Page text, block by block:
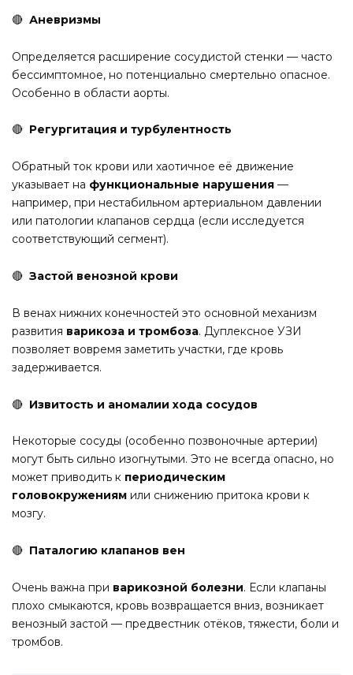
🔴 Аневризмы
Определяется расширение сосудистой стенки — часто
бессимптомное, но потенциально смертельно опасное.
Особенно в области аорты.
🔴 Регургитация и турбулентность
Обратный ток крови или хаотичное её движение
указывает на функциональные нарушения —
например, при нестабильном артериальном давлении
или патологии клапанов сердца (если исследуется
соответствующий сегмент).
🔴 Застой венозной крови
В венах нижних конечностей это основной механизм
развития варикоза и тромбоза. Дуплексное УЗИ
позволяет вовремя заметить участки, где кровь
задерживается.
🔴 Извитость и аномалии хода сосудов
Некоторые сосуды (особенно позвоночные артерии)
могут быть сильно изогнутыми. Это не всегда опасно, но
может приводить к периодическим
головокружениям или снижению притока крови к
мозгу.
🔴 Паталогию клапанов вен
Очень важна при варикозной болезни. Если клапаны
плохо смыкаются, кровь возвращается вниз, возникает
венозный застой — предвестник отёков, тяжести, боли и
тромбов.